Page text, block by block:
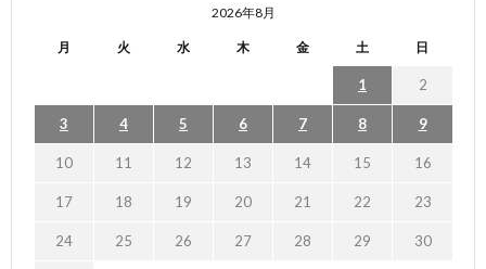
2026年8月
月 火 水 木 金 土 日
1 2
3 4 5 6 7 8 9
10 11 12 13 14 15 16
17 18 19 20 21 22 23
24 25 26 27 28 29 30